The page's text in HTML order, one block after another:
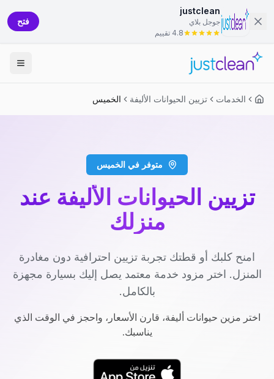
justclean
جوجل بلاي
4.8 تقييم
فتح
الخدمات تزيين الحيوانات الأليفة الخميس
متوفر في الخميس
تزيين الحيوانات الأليفة عند
منزلك
امنح كلبك أو قطتك تجربة تزيين احترافية دون مغادرة
المنزل. اختر مزود خدمة معتمد يصل إليك بسيارة مجهزة
بالكامل.
اختر مزين حيوانات أليفة، قارن الأسعار، واحجز في الوقت الذي
يناسبك.